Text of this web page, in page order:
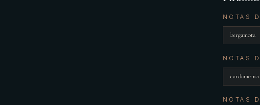
NOTAS
bergamota
NOTAS
cardamomo
NOTAS